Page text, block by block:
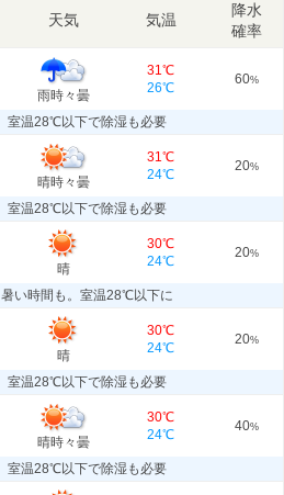
天気 気温
降水
確率
雨時々曇
31℃
26℃
60%
室温28℃以下で除湿も必要
晴時々曇
31℃
24℃
20%
室温28℃以下で除湿も必要
晴
30℃
24℃
20%
暑い時間も。室温28℃以下に
晴
30℃
24℃
20%
室温28℃以下で除湿も必要
晴時々曇
30℃
24℃
40%
室温28℃以下で除湿も必要